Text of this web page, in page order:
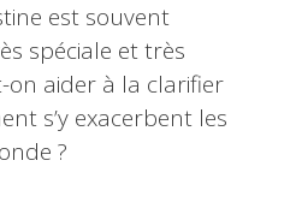
est souvent
spéciale et très
on aider à la clarifier
s’y exacerbent les
?